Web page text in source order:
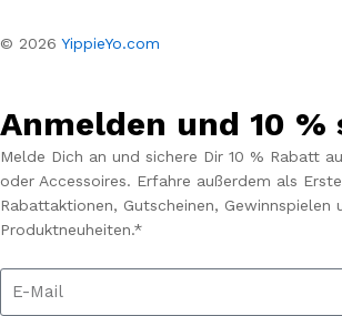
© 2026 YippieYo.com
Anmelden und 10 %
Melde Dich an und sichere Dir 10 % Rabatt
oder Accessoires. Erfahre außerdem als
Rabattaktionen, Gutscheinen, Gewinnspielen
Produktneuheiten.*